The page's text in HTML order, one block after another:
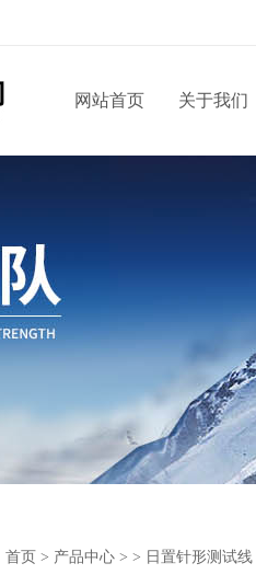
网站首页 关于我们
首页 > 产品中心 > > 日置针形测试线